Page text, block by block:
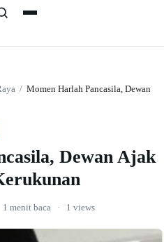
/ Momen Harlah Pancasila, Dewan
Dewan Ajak
1 menit baca · 1 views